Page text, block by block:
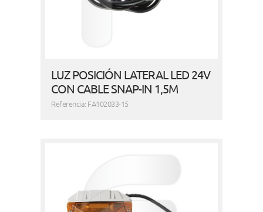
LUZ POSICIÓN LATERAL LED 24V
CON CABLE SNAP-IN 1,5M
Referencia: FA102033-15